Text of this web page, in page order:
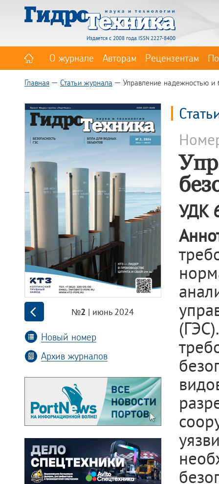
Издается с 2008 года. ISSN 2227-8400
О журнале Авторам Рецензентам
Главная Статьи журнала Управление надежностью и
№2 | июнь 2024
Новый номер
Архив журналов
УДК